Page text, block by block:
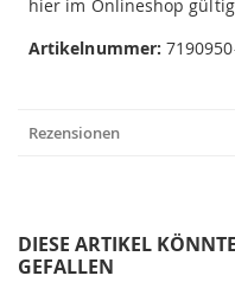
hier im Onlineshop
Artikelnummer:
Rezensionen
DIESE ARTIKEL
GEFALLEN